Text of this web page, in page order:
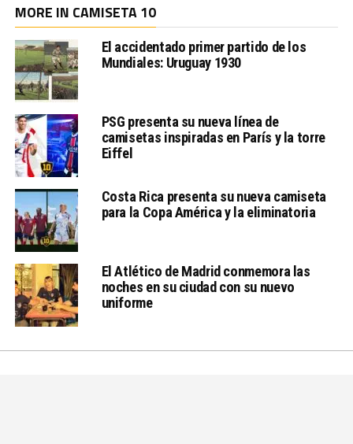
MORE IN CAMISETA 10
El accidentado primer partido de los
Mundiales: Uruguay 1930
PSG presenta su nueva línea de
camisetas inspiradas en París y la torre
Eiffel
Costa Rica presenta su nueva camiseta
para la Copa América y la eliminatoria
El Atlético de Madrid conmemora las
noches en su ciudad con su nuevo
uniforme